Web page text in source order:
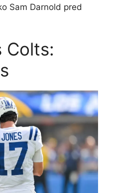
Sam Darnold pred
Colts: